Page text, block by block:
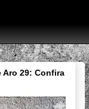
Aro 29: Confira